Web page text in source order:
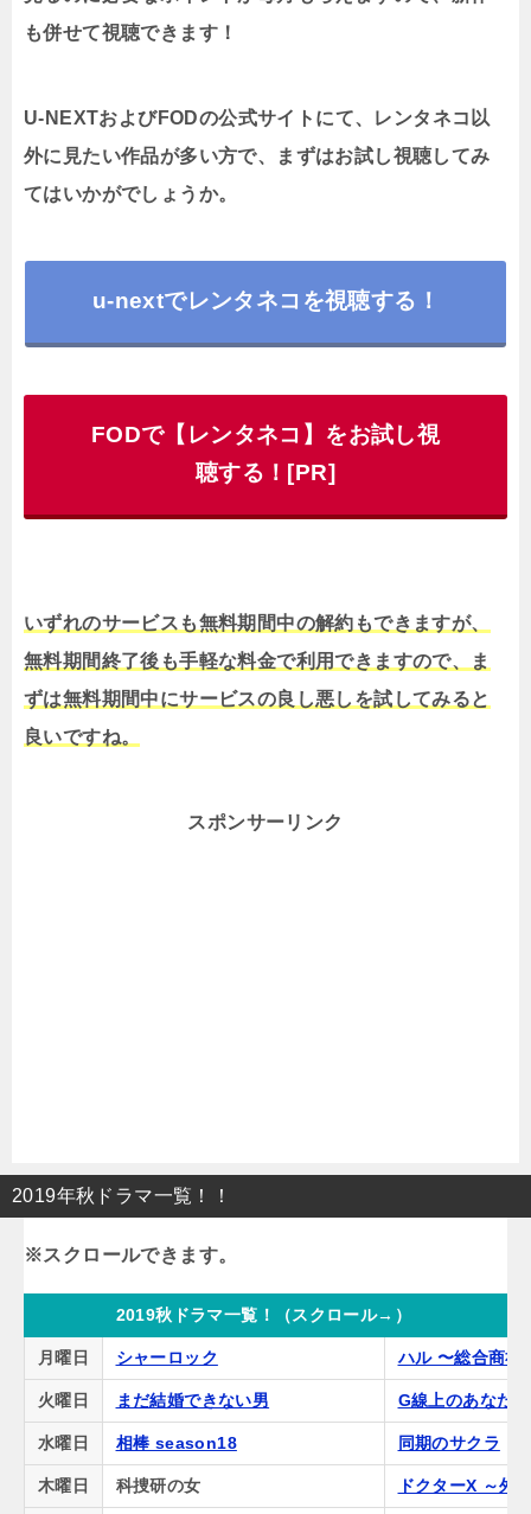
も併せて視聴できます！
U-NEXTおよびFODの公式サイトにて、レンタネコ以
外に見たい作品が多い方で、まずはお試し視聴してみ
てはいかがでしょうか。
u-nextでレンタネコを視聴する！
FODで【レンタネコ】をお試し視
聴する！[PR]
いずれのサービスも無料期間中の解約もできますが、
無料期間終了後も手軽な料金で利用できますので、ま
ずは無料期間中にサービスの良し悪しを試してみると
良いですね。
スポンサーリンク
2019年秋ドラマ一覧！！
2019秋ドラマ一覧！（スクロール→）
月曜日 シャーロック ハル 〜総合商社
火曜日 まだ結婚できない男 G線上のあなた
水曜日 相棒 season18 同期のサクラ
木曜日 科捜研の女 ドクターX ～外